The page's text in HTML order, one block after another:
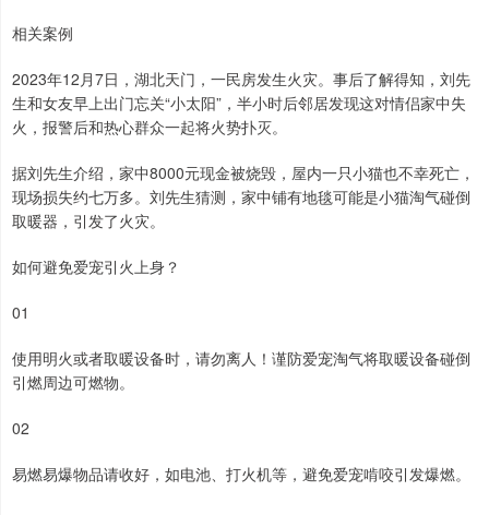
相关案例
2023年12月7日，湖北天门，一民房发生火灾。事后了解得知，刘先
生和女友早上出门忘关“小太阳”，半小时后邻居发现这对情侣家中失
火，报警后和热心群众一起将火势扑灭。
据刘先生介绍，家中8000元现金被烧毁，屋内一只小猫也不幸死亡，
现场损失约七万多。刘先生猜测，家中铺有地毯可能是小猫淘气碰倒
取暖器，引发了火灾。
如何避免爱宠引火上身？
01
使用明火或者取暖设备时，请勿离人！谨防爱宠淘气将取暖设备碰倒
引燃周边可燃物。
02
易燃易爆物品请收好，如电池、打火机等，避免爱宠啃咬引发爆燃。